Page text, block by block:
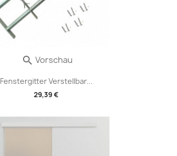
Fenstergitter Verstellbar...
29,39 €
 Vorschau